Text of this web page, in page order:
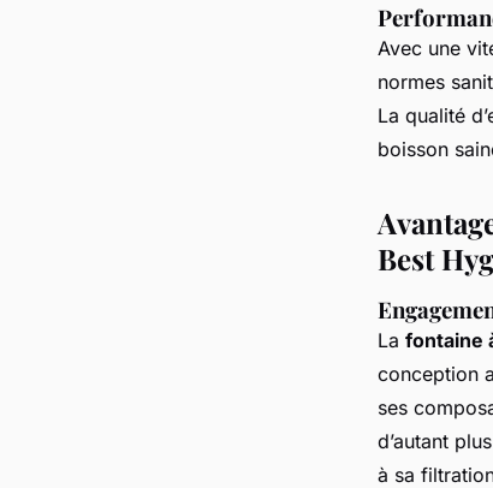
Avec une
normes
La qualité
boisson
Best
La fontaine
conception
ses
d’autant
à sa